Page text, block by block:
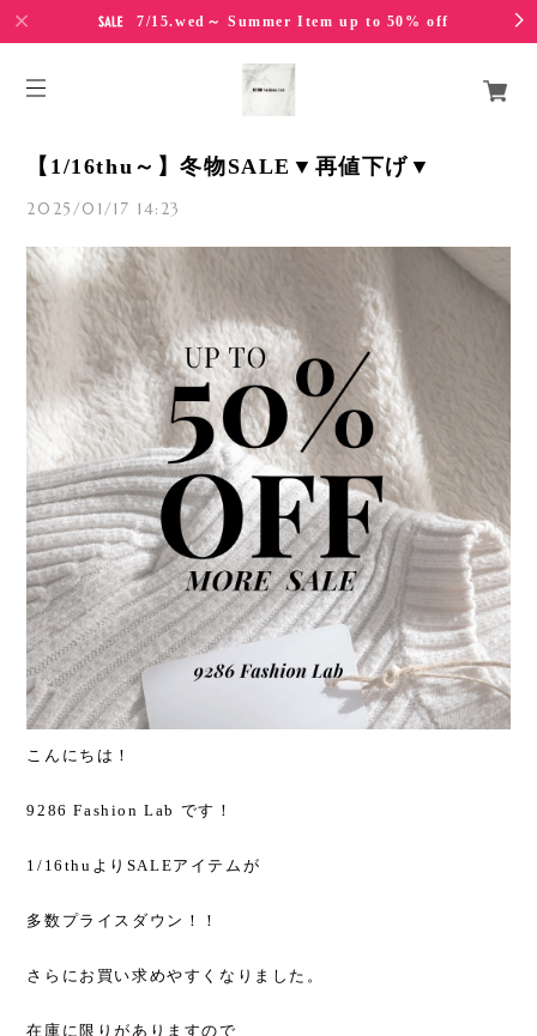
7/15.wed～ Summer Item up to 50% off
【1/16thu～】冬物SALE▼再値下げ▼
2025/01/17 14:23
こんにちは！
9286 Fashion Lab です！
1/16thuよりSALEアイテムが
多数プライスダウン！！
さらにお買い求めやすくなりました。
在庫に限りがありますので